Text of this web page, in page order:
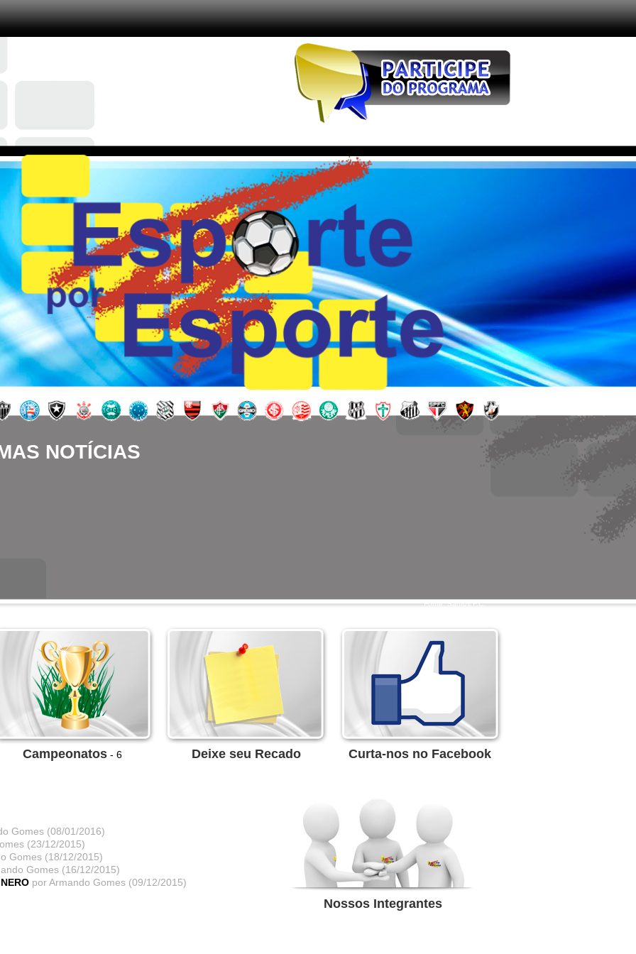
NOTÍCIAS
Fonte: Santos F.C.
Campeonatos- 6 Deixe seu Recado Curta-nos no Facebook
Gomes (08/01/2016)
(23/12/2015)
Gomes (18/12/2015)
Gomes (16/12/2015)
por Armando Gomes (09/12/2015)
Nossos Integrantes